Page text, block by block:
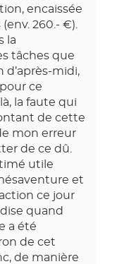
encaissée
260.- €).
la
tâches que
d’après-midi,
ce
la faute qui
de cette
mon erreur
de ce dû.
utile
et
ce jour
quand
a été
de cet
de manière